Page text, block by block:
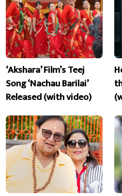
‘Akshara’ Film’s Teej
Song ‘Nachau Barilai’
Released (with video)